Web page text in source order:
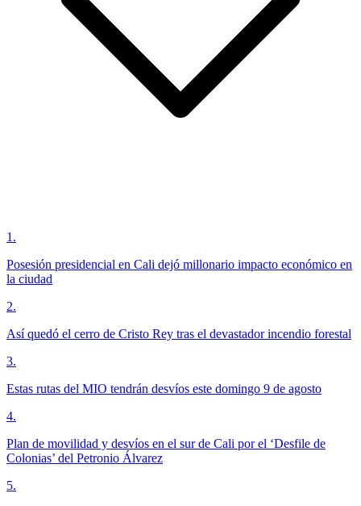
1 .
Posesión presidencial en Cali dejó millonario impacto económico en
la ciudad
2.
Así quedó el cerro de Cristo Rey tras el devastador incendio forestal
3.
Estas rutas del MIO tendrán desvíos este domingo 9 de agosto
4.
Plan de movilidad y desvíos en el sur de Cali por el ‘Desfile de
Colonias’ del Petronio Álvarez
5.